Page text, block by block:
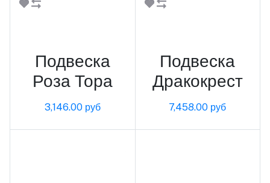
Подвеска
Роза Тора
3,146.00 руб
Подвеска
Дракокрест
7,458.00 руб